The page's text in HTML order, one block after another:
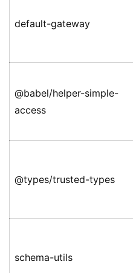
default-gateway
@babel/helper-simple-
access
@types/trusted-types
schema-utils